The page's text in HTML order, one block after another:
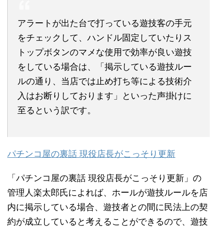
アラートが出た台で打っている遊技客の手元
をチェックして、ハンドル固定していたりス
トップボタンのマメな使用で効率が良い遊技
をしている場合は、「掲示している遊技ルー
ルの通り、当店では止め打ち等による技術介
入はお断りしております」といった声掛けに
至るという訳です。
パチンコ屋の裏話 現役店長がこっそり更新
「パチンコ屋の裏話 現役店長がこっそり更新」の
管理人楽太郎氏によれば、ホールが遊技ルールを店
内に掲示している場合、遊技者との間に民法上の契
約が成立していると考えることができるので、遊技